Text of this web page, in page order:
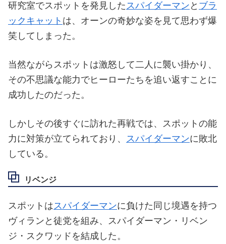
研究室でスポットを発見したスパイダーマン と ブラ
ックキャット は、オーンの奇妙な姿を見て思わず爆
笑してしまった。
当然ながらスポットは激怒して二人に襲い掛かり、
その不思議な能力でヒーローたちを追い返すことに
成功したのだった。
しかしその後すぐに訪れた再戦では、スポットの能
力に対策が立てられており、 スパイダーマンに敗北
している。
リベンジ
スポットは スパイダーマンに負けた同じ境遇を持つ
ヴィランと徒党を組み、スパイダーマン・リベン
ジ・スクワッドを結成した。